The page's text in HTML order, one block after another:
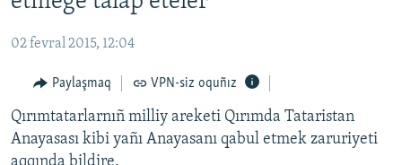
qaytmaq
Qıdıruvğa
MEDENİYET
İNSAN AQLARI
VİDEO
SÜRET
02 fevral 2015, 12:04
Paylaşmaq VPN-siz oquñız
Qırımtatarlarnıñ milliy areketi Qırımda Tataristan
Anayasası kibi yañı Anayasanı qabul etmek zaruriyeti